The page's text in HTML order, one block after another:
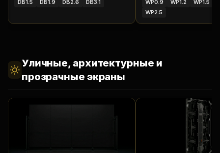
глубокий черный.
DB1.5 DB1.9 DB2.6 DB3.1
корпоративного сектора.
WP0.9 WP1.2 WP1.5
WP2.5
Уличные, архитектурные и
прозрачные экраны